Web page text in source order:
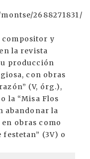
2688271831/
compositor y
la revista
producción
con obras
(V, órg.),
la “Misa Flos
abandonar la
obras como
festetan” (3V) o